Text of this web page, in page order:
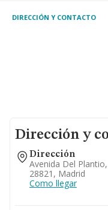
de
DIRECCIÓN Y CONTACTO
Dirección y
Dirección
Avenida Del
28821, Madrid
Como llegar